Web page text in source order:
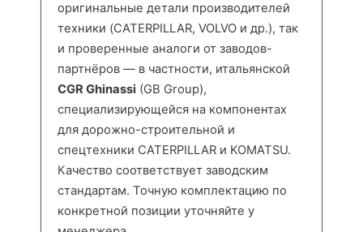
оригинальные детали производителей
техники (CATERPILLAR, VOLVO и др.), так
и проверенные аналоги от заводов-
партнёров — в частности, итальянской
CGR Ghinassi (GB Group),
специализирующейся на компонентах
для дорожно-строительной и
спецтехники CATERPILLAR и KOMATSU.
Качество соответствует заводским
стандартам. Точную комплектацию по
конкретной позиции уточняйте у